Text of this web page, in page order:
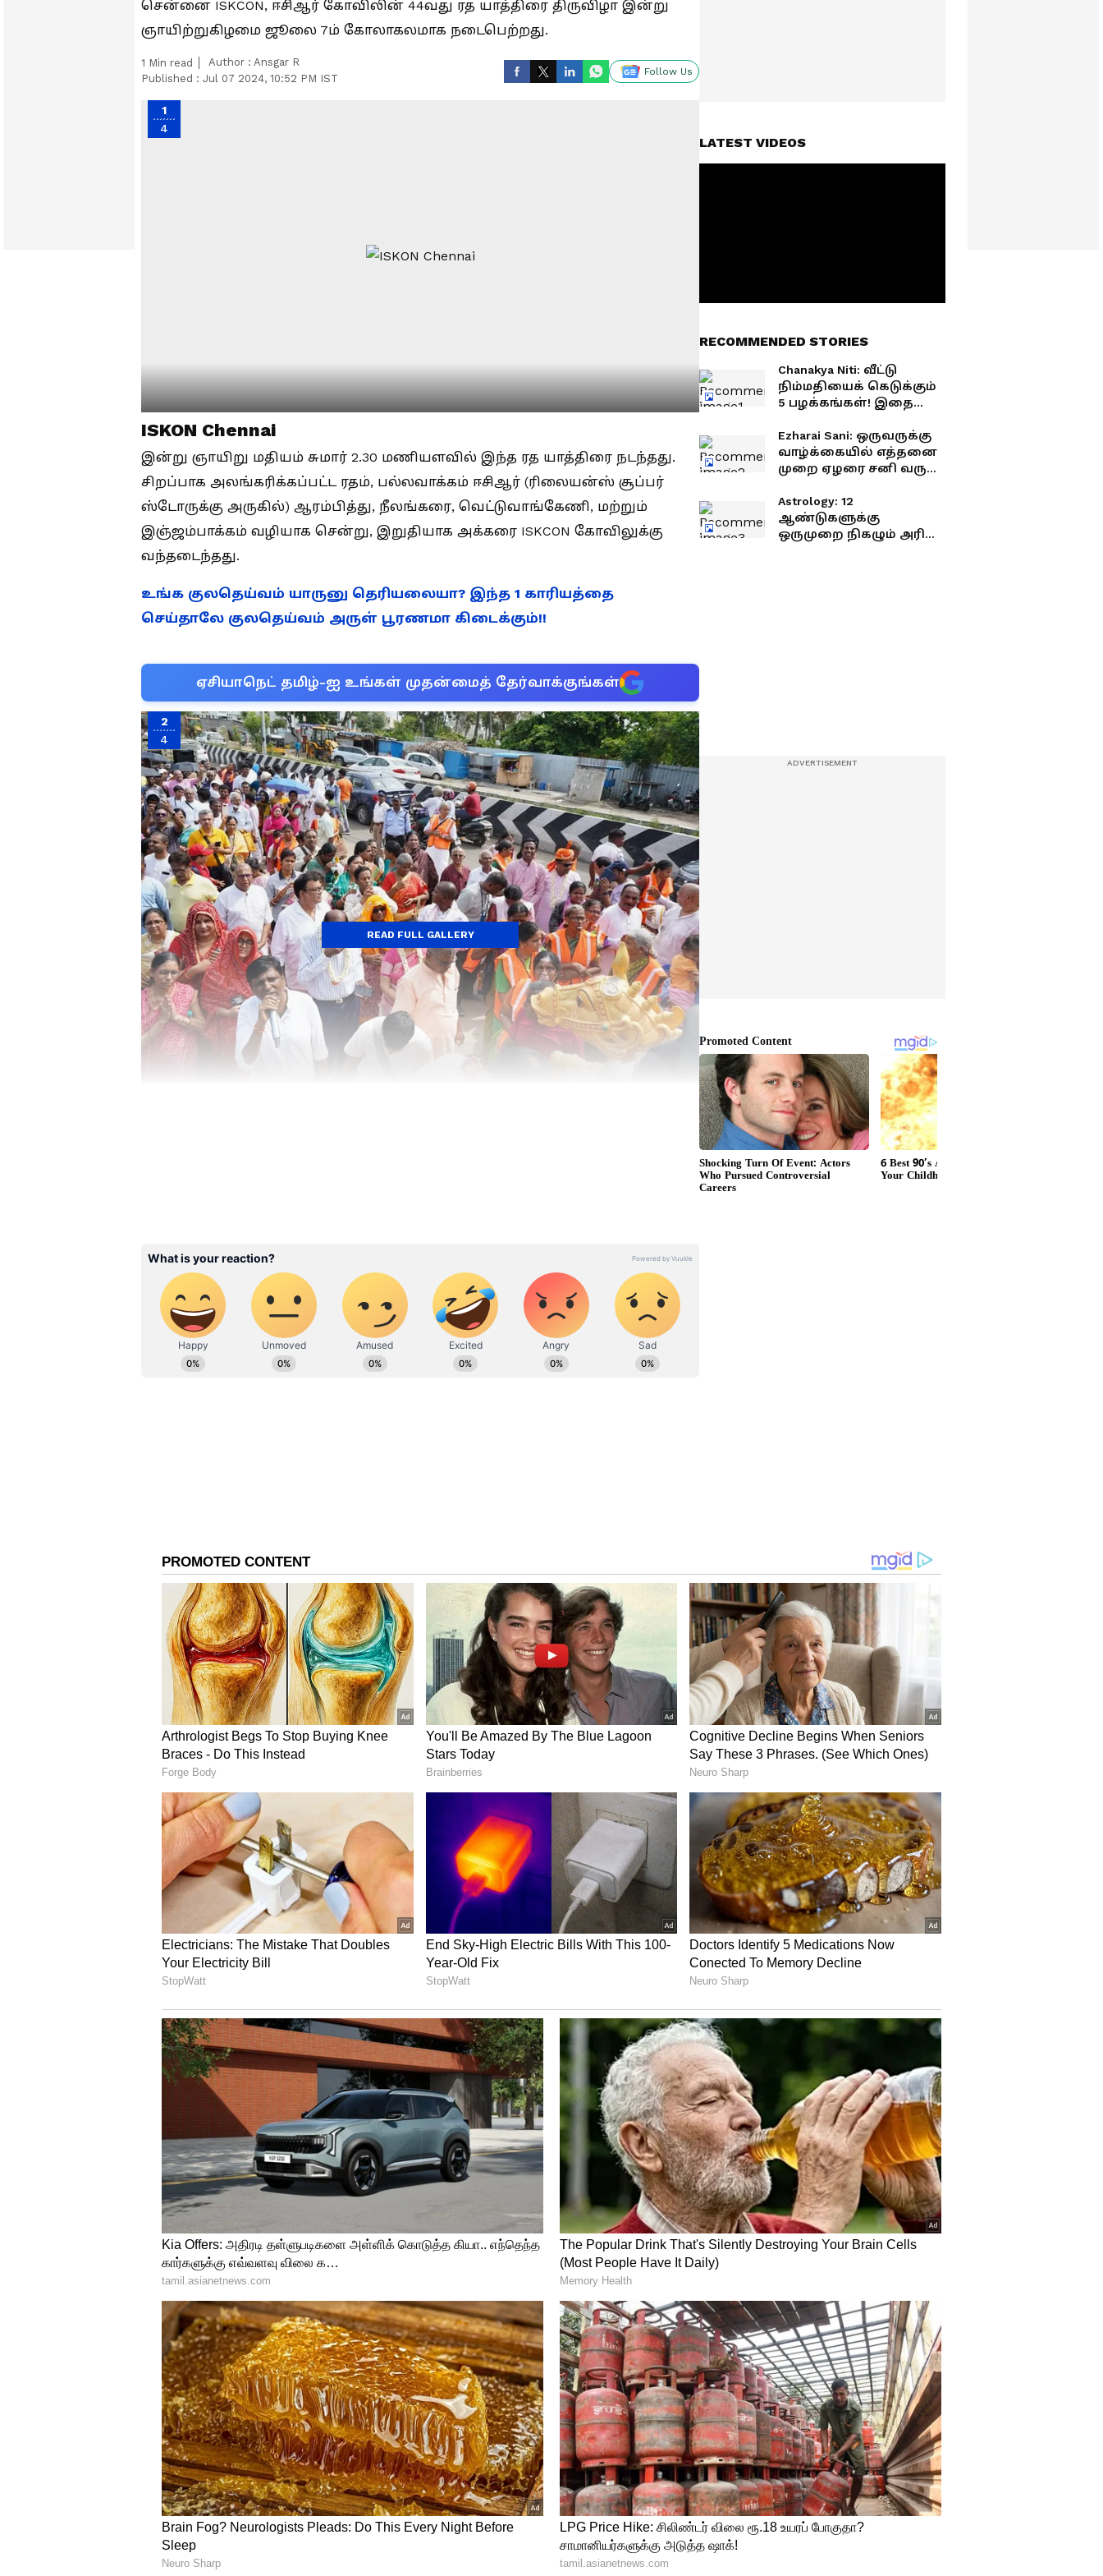
சென்னை ISKCON, ஈசிஆர் கோவிலின் 44வது ரத யாத்திரை திருவிழா இன்று
ஞாயிற்றுகிழமை ஜூலை 7ம் கோலாகலமாக நடைபெற்றது.
1 Min read Author : Ansgar R
Published : Jul 07 2024, 10:52 PM IST
Follow Us
1
4
ISKON Chennai
இன்று ஞாயிறு மதியம் சுமார் 2.30 மணியளவில் இந்த ரத யாத்திரை நடந்தது.
சிறப்பாக அலங்கரிக்கப்பட்ட ரதம், பல்லவாக்கம் ஈசிஆர் (ரிலையன்ஸ் சூப்பர்
ஸ்டோருக்கு அருகில்) ஆரம்பித்து, நீலங்கரை, வெட்டுவாங்கேணி, மற்றும்
இஞ்ஜம்பாக்கம் வழியாக சென்று, இறுதியாக அக்கரை ISKCON கோவிலுக்கு
வந்தடைந்தது.
உங்க குலதெய்வம் யாருனு தெரியலையா? இந்த 1 காரியத்தை
செய்தாலே குலதெய்வம் அருள் பூரணமா கிடைக்கும்!!
ஏசியாநெட் தமிழ்-ஐ உங்கள் முதன்மைத் தேர்வாக்குங்கள்
2
4
Chennai ISKCON
“ரத யாத்திரையை கொண்டாடுவதில் நாங்கள் மிகுந்த மகிழ்ச்சி அடைந்தோம்.
ஜகந்நாதர், பாலபத்ரர், மற்றும் சுபத்ரா ஆகிய தெய்வங்களை சிறிய பல்லக்கில்
இழுத்து கொண்டு செல்ல, இந்த திருவிழா நமக்கு மிகவும் சிறப்பானது. இந்த ரத
யாத்திரை என்பது வெறும் திருவிழாவல்ல; அது அனைத்து பக்தர்களிடமும்
தெய்வத்தின் வருகையை குறிக்கிறது".
Ratha Yathirai
ரதத்தை இழுத்து கொண்டு செல்லும் போது, நாங்கள் தெய்வத்தை நமது
இதயத்திற்கு அருகில் இழுக்கும் அனுபவத்தை பெறுகிறோம். இந்த
திருவிழாவின் போது பக்தி, அன்பு, மற்றும் ஒற்றுமை நம்மை நினைவூட்டுகிறது"
என்று ISKCON சென்னை ஈசிஆர் கோவிலின் பிரதிநிதி தெரிவித்தார்.
Tirumala Tirupati: திருப்பதியில் இந்த 2 நாட்களுக்கு விஐபி தரிசனம் ரத்து!
READ FULL GALLERY
LATEST VIDEOS
RECOMMENDED STORIES
Chanakya Niti: வீட்டு
நிம்மதியைக் கெடுக்கும்
5 பழக்கங்கள்! இதை
சூப்பராக மாறும்.!
Ezharai Sani: ஒருவருக்கு
வாழ்க்கையில் எத்தனை
முறை ஏழரை சனி வரும்?
உண்மைகள்.!
Astrology: 12
ஆண்டுகளுக்கு
ஒருமுறை நிகழும் அரிய